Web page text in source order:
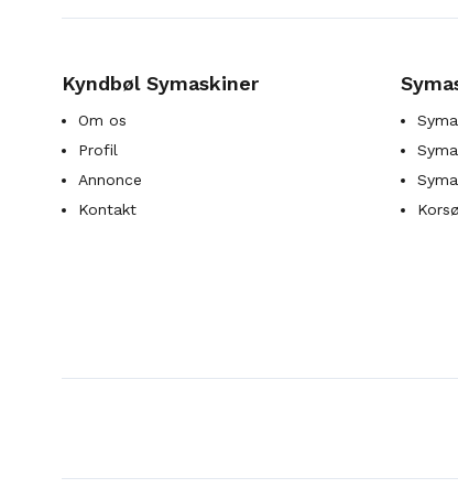
Kyndbøl Symaskiner
Om os
Profil
Annonce
Kontakt